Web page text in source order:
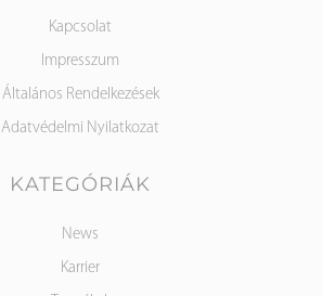
Kapcsolat
Impresszum
Általános Rendelkezések
Adatvédelmi Nyilatkozat
KATEGÓRIÁK
News
Karrier